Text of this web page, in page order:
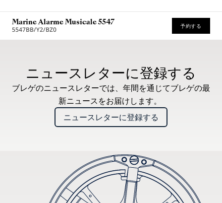
Marine Alarme Musicale 5547
5547BB/Y2/BZ0 予約する
ニュースレターに登録する
ブレゲのニュースレターでは、年間を通じてブレゲの最
新ニュースをお届けします。
ニュースレターに登録する